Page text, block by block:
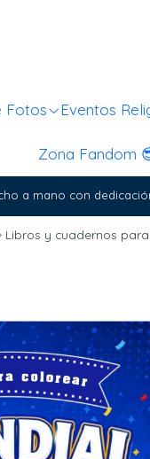
Fotos Eventos
Zona Fandom
a mano con
Libros y cuadernos